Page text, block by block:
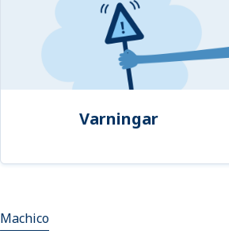
Varningar
Machico